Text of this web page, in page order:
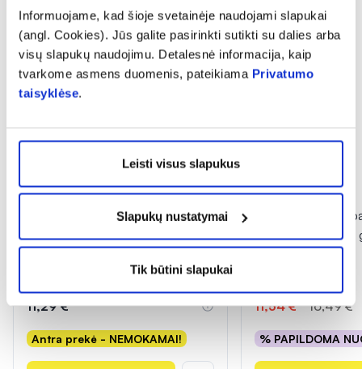
Informuojame, kad šioje svetainėje naudojami slapukai
(angl. Cookies). Jūs galite pasirinkti sutikti su dalies arba
visų slapukų naudojimu. Detalesnė informacija, kaip
tvarkome asmens duomenis, pateikiama Privatumo
taisyklėse.
Leisti visus slapukus
Slapukų nustatymai
Tik būtini slapukai
1+1
VIVAVIT maisto papildas milteliais
KALIS 650 mg, 30 pak.
11,29 €
Antra prekė - NEMOKAMAI!
Tik internete
-30% *
SAPIENS maisto
VITAMINAS C, 50
11,54 €* 16,49 €
% PAPILDOMA